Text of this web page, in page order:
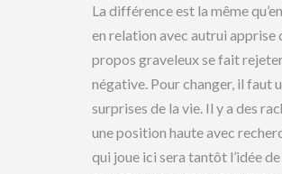
La différence est la même
en relation avec autrui apprise
propos graveleux se fait
négative. Pour changer, il faut
surprises de la vie. Il y a des
une position haute avec
qui joue ici sera tantôt l’idée